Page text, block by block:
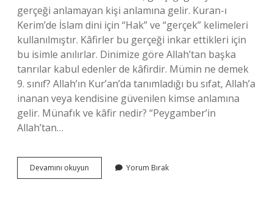
gerçeği anlamayan kişi anlamına gelir. Kuran-ı
Kerim’de İslam dini için “Hak” ve “gerçek” kelimeleri
kullanılmıştır. Kâfirler bu gerçeği inkar ettikleri için
bu isimle anılırlar. Dinimize göre Allah’tan başka
tanrılar kabul edenler de kâfirdir. Mümin ne demek
9. sınıf? Allah’ın Kur’an’da tanımladığı bu sıfat, Allah’a
inanan veya kendisine güvenilen kimse anlamına
gelir. Münafık ve kâfir nedir? “Peygamber’in
Allah’tan…
Devamını okuyun
Ne
Yorum Bırak